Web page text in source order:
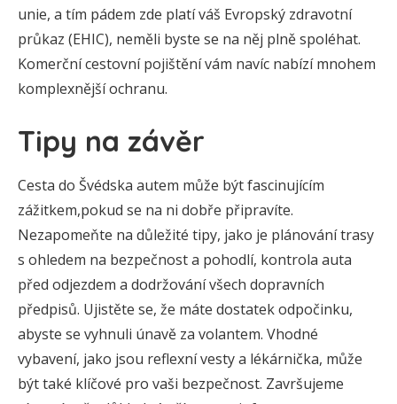
unie, a tím pádem zde platí váš Evropský zdravotní
průkaz (EHIC), neměli byste se na něj plně spoléhat.
Komerční cestovní pojištění vám navíc nabízí mnohem
komplexnější ochranu.
Tipy na závěr
Cesta do Švédska autem může být fascinujícím
zážitkem,pokud se na ni dobře připravíte.
Nezapomeňte na důležité tipy, jako je plánování trasy
s ohledem na bezpečnost a pohodlí, kontrola auta
před odjezdem a dodržování všech dopravních
předpisů. Ujistěte se, že máte dostatek odpočinku,
abyste se vyhnuli únavě za volantem. Vhodné
vybavení, jako jsou reflexní vesty a lékárnička, může
být také klíčové pro vaši bezpečnost. Završujeme